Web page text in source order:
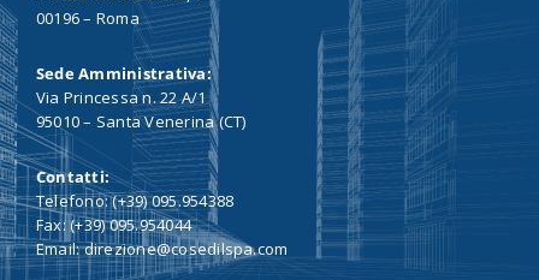
00196 – Roma
Sede Amministrativa:
Via Princessa n. 22 A/1
95010 – Santa Venerina (CT)
Contatti:
Telefono: (+39) 095.954388
Fax: (+39) 095.954044
Email: direzione@cosedilspa.com